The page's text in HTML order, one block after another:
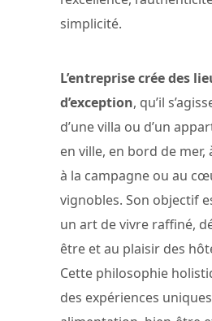
simplicité.
L’entreprise crée des
d’exception, qu’il
d’une villa ou d’un
en ville, en bord de mer,
à la campagne ou au
vignobles. Son objectif
un art de vivre raffiné,
être et au plaisir des
Cette philosophie
des expériences